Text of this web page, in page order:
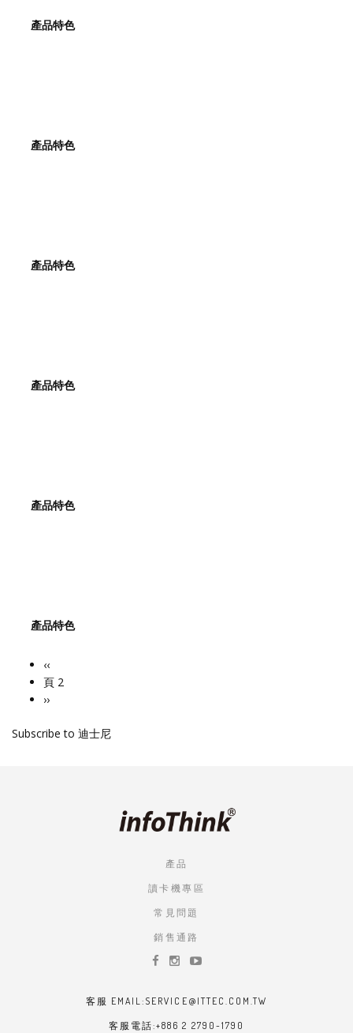
產品特色
產品特色
產品特色
產品特色
產品特色
產品特色
Pagination
Previous
page
‹‹
頁 2
下
頁
››
Subscribe to 迪士尼
產品
讀卡機專區
常見問題
銷售通路
客服 EMAIL:SERVICE@ITTEC.COM.TW
客服電話:+886 2 2790-1790